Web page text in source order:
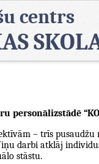
centrs
– trīs
darbi atklāj
stāstu.